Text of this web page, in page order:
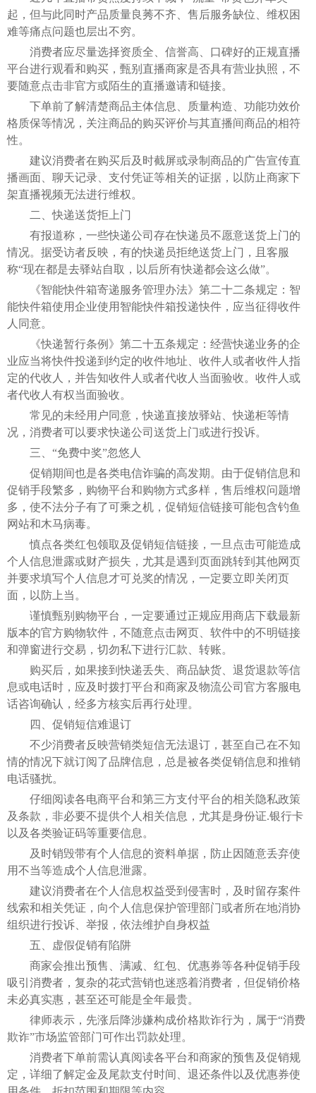
起，但与此同时产品质量良莠不齐、售后服务缺位、维权困
难等痛点问题也层出不穷。
消费者应尽量选择资质全、信誉高、口碑好的正规直播
平台进行观看和购买，甄别直播商家是否具有营业执照，不
要随意点击非官方或陌生的直播邀请和链接。
下单前了解清楚商品主体信息、质量构造、功能功效价
格质保等情况，关注商品的购买评价与其直播间商品的相符
性。
建议消费者在购买后及时截屏或录制商品的广告宣传直
播画面、聊天记录、支付凭证等相关的证据，以防止商家下
架直播视频无法进行维权。
二、快递送货拒上门
有报道称，一些快递公司存在快递员不愿意送货上门的
情况。据受访者反映，有的快递员拒绝送货上门，且客服
称“现在都是去驿站自取，以后所有快递都会这么做”。
《智能快件箱寄递服务管理办法》第二十二条规定：智
能快件箱使用企业使用智能快件箱投递快件，应当征得收件
人同意。
《快递暂行条例》第二十五条规定：经营快递业务的企
业应当将快件投递到约定的收件地址、收件人或者收件人指
定的代收人，并告知收件人或者代收人当面验收。收件人或
者代收人有权当面验收。
常见的未经用户同意，快递直接放驿站、快递柜等情
况，消费者可以要求快递公司送货上门或进行投诉。
三、“免费中奖”忽悠人
促销期间也是各类电信诈骗的高发期。由于促销信息和
促销手段繁多，购物平台和购物方式多样，售后维权问题增
多，使不法分子有了可乘之机，促销短信链接可能包含钓鱼
网站和木马病毒。
慎点各类红包领取及促销短信链接，一旦点击可能造成
个人信息泄露或财产损失，尤其是遇到页面跳转到其他网页
并要求填写个人信息才可兑奖的情况，一定要立即关闭页
面，以防上当。
谨慎甄别购物平台，一定要通过正规应用商店下载最新
版本的官方购物软件，不随意点击网页、软件中的不明链接
和弹窗进行交易，切勿私下进行汇款、转账。
购买后，如果接到快递丢失、商品缺货、退货退款等信
息或电话时，应及时拨打平台和商家及物流公司官方客服电
话咨询确认，经多方核实后再行处理。
四、促销短信难退订
不少消费者反映营销类短信无法退订，甚至自己在不知
情的情况下就订阅了品牌信息，总是被各类促销信息和推销
电话骚扰。
仔细阅读各电商平台和第三方支付平台的相关隐私政策
及条款，非必要不提供个人相关信息，尤其是身份证.银行卡
以及各类验证码等重要信息。
及时销毁带有个人信息的资料单据，防止因随意丢弃使
用不当等造成个人信息泄露。
建议消费者在个人信息权益受到侵害时，及时留存案件
线索和相关凭证，向个人信息保护管理部门或者所在地消协
组织进行投诉、举报，依法维护自身权益
五、虚假促销有陷阱
商家会推出预售、满减、红包、优惠券等各种促销手段
吸引消费者，复杂的花式营销也迷惑着消费者，但促销价格
未必真实惠，甚至还可能是全年最贵。
律师表示，先涨后降涉嫌构成价格欺诈行为，属于“消费
欺诈”市场监管部门可作出罚款处理。
消费者下单前需认真阅读各平台和商家的预售及促销规
定，详细了解定金及尾款支付时间、退还条件以及优惠券使